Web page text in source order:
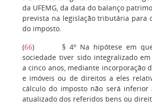
da UFEMG, da data do balanço
prevista na legislação tributária para
do imposto.
(66) § 4º Na hipótese em que
sociedade tiver sido integralizado
a cinco anos, mediante incorporação
e imóveis ou de direitos a eles
cálculo do imposto não será inferior
atualizado dos referidos bens ou